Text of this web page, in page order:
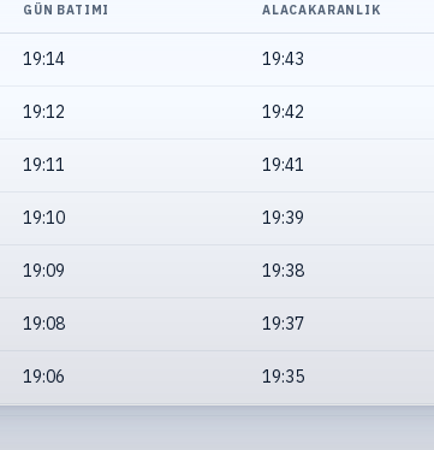
GÜN BATIMI ALACAKARANLIK
19:14 19:43
19:12 19:42
19:11 19:41
19:10 19:39
19:09 19:38
19:08 19:37
19:06 19:35